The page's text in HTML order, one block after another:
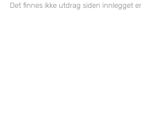
Det finnes ikke utdrag siden innlegget